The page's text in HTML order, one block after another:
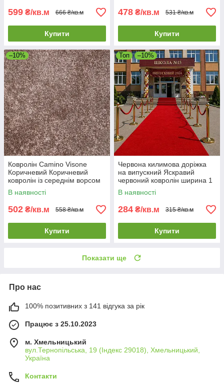
599 ₴/кв.м 666 ₴/кв.м
Купити
478 ₴/кв.м 531 ₴/кв.м
Купити
–10%
Ковролін Camino Visone
Коричневий Коричневий
ковролін із середнім ворсом
Тепле підлогове покриття
В наявності
502 ₴/кв.м 558 ₴/кв.м
Купити
Топ –10%
Червона килимова доріжка
на випускний Яскравий
червоний ковролін ширина 1
м.; 1.5м.; 2 м.
В наявності
284 ₴/кв.м 315 ₴/кв.м
Купити
Показати ще
Про нас
100% позитивних з 141 відгука за рік
Працює з 25.10.2023
м. Хмельницький
вул.Тернопільська, 19 (Індекс 29018), Хмельницький,
Україна
Контакти